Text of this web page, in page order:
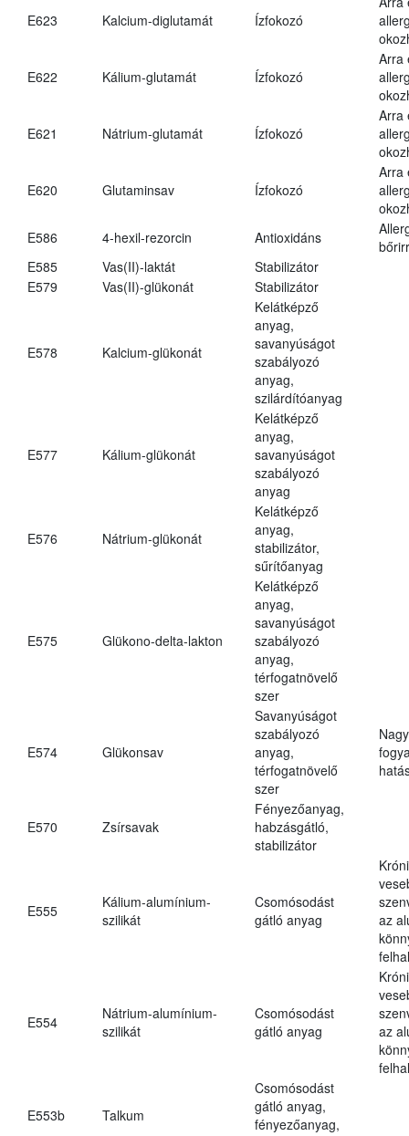
E623 Kalcium-diglutamát Ízfokozó
E622 Kálium-glutamát Ízfokozó
Arra
E621 Nátrium-glutamát Ízfokozó
Arra
E620 Glutaminsav Ízfokozó
Arra
E586
4-hexil-rezorcin Antioxidáns
E585
Vas(II)-laktát
Stabilizátor
E579
Vas(II)-glükonát Stabilizátor
E578 Kalcium-glükonát
Kelátképző
anyag,
savanyúságot
szabályozó
anyag,
szilárdítóanyag
E577 Kálium-glükonát
Kelátképző
anyag,
savanyúságot
szabályozó
anyag
E576 Nátrium-glükonát
Kelátképző
anyag,
stabilizátor,
sűrítőanyag
E575 Glükono-delta-lakton
Kelátképző
anyag,
savanyúságot
szabályozó
anyag,
térfogatnövelő
szer
E574 Glükonsav
Savanyúságot
szabályozó
anyag,
térfogatnövelő
szer
E570 Zsírsavak
Fényezőanyag,
habzásgátló,
stabilizátor
E555
Kálium-alumínium-
szilikát
Csomósodást
gátló anyag
az
E554
Nátrium-alumínium-
szilikát
Csomósodást
gátló anyag
az
E553b Talkum
Csomósodást
gátló anyag,
fényezőanyag,